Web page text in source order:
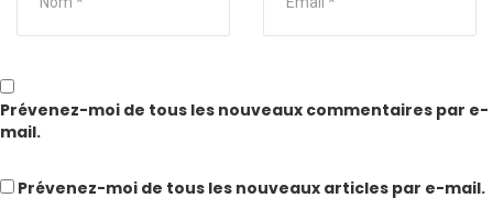
Prévenez-moi de tous les nouveaux commentaires par e-
mail.
Prévenez-moi de tous les nouveaux articles par e-mail.